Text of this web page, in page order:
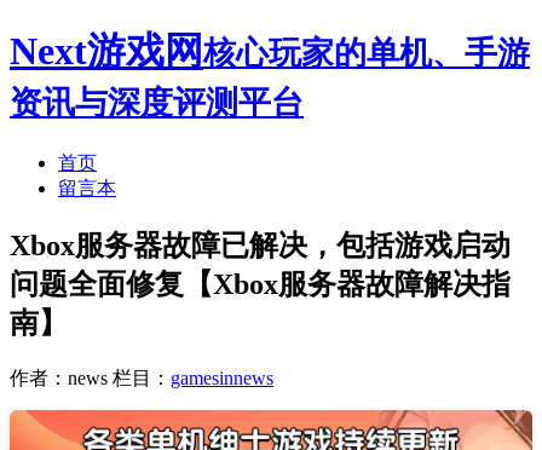
Next游戏网核心玩家的单机、手游
资讯与深度评测平台
首页
留言本
Xbox服务器故障已解决，包括游戏启动
问题全面修复【Xbox服务器故障解决指
南】
作者：news 栏目： gamesinnews